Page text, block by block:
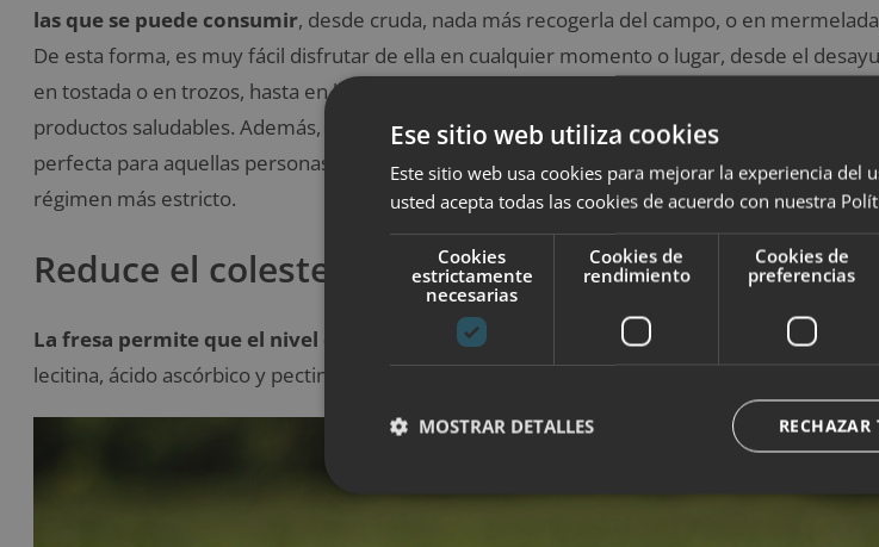
las que se puede consumir, desde cruda, nada más recogerla del campo, o en
De esta forma, es muy fácil disfrutar de ella en cualquier momento o lugar, desde el
en tostada o en trozos, hasta en la cena en una variada ensalada en la que podemos añadir
productos saludables. Además, hay que destacar quecontiene muy pocas calorías
perfecta para aquellas personas que apuestan por una alimentación normal y para las que
régimen más estricto.
Reduce el colesterol
La fresa permite que el nivel de colesterol malo en sangre disminuya
. Todo se debe
lecitina, ácido ascórbico y pectina que posee el fruto.
Ese sitio web utiliza cookies
Este sitio web usa cookies para mejorar la experiencia del
usted acepta todas las cookies de acuerdo con nuestra
Cookies
estrictamente
necesarias
Cookies de
rendimiento
Cookies de
preferencias
RECHAZAR
MOSTRAR DETALLES